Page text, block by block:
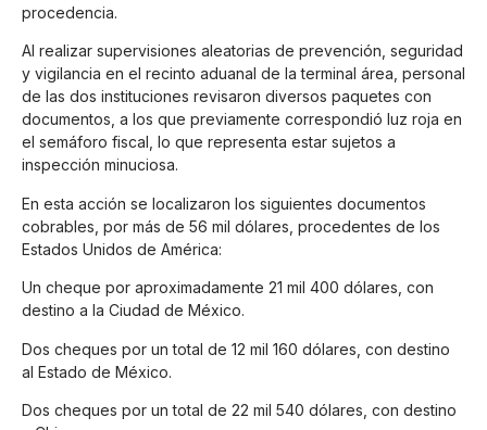
procedencia.
Al realizar supervisiones aleatorias de prevención, seguridad
y vigilancia en el recinto aduanal de la terminal área, personal
de las dos instituciones revisaron diversos paquetes con
documentos, a los que previamente correspondió luz roja en
el semáforo fiscal, lo que representa estar sujetos a
inspección minuciosa.
En esta acción se localizaron los siguientes documentos
cobrables, por más de 56 mil dólares, procedentes de los
Estados Unidos de América:
Un cheque por aproximadamente 21 mil 400 dólares, con
destino a la Ciudad de México.
Dos cheques por un total de 12 mil 160 dólares, con destino
al Estado de México.
Dos cheques por un total de 22 mil 540 dólares, con destino